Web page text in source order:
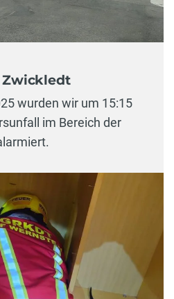
Zwickledt
wurden wir um 15:15
im Bereich der